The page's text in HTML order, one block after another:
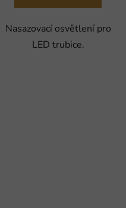
Nasazovací osvětlení pro
LED trubice.